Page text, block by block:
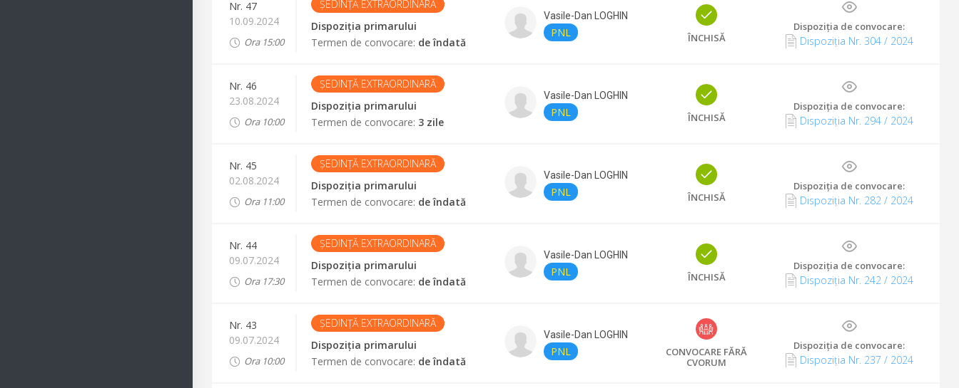
Nr. 47
10.09.2024
Ora 15:00
ȘEDINȚĂ EXTRAORDINARĂ
Dispoziția primarului
Termen de convocare: de îndată
Vasile-Dan LOGHIN
PNL ÎNCHISĂ
Dispoziția de convocare:
Dispoziția Nr. 304 / 2024
Nr. 46
23.08.2024
Ora 10:00
ȘEDINȚĂ EXTRAORDINARĂ
Dispoziția primarului
Termen de convocare: 3 zile
Vasile-Dan LOGHIN
PNL ÎNCHISĂ
Dispoziția de convocare:
Dispoziția Nr. 294 / 2024
Nr. 45
02.08.2024
Ora 11:00
ȘEDINȚĂ EXTRAORDINARĂ
Dispoziția primarului
Termen de convocare: de îndată
Vasile-Dan LOGHIN
PNL ÎNCHISĂ
Dispoziția de convocare:
Dispoziția Nr. 282 / 2024
Nr. 44
09.07.2024
Ora 17:30
ȘEDINȚĂ EXTRAORDINARĂ
Dispoziția primarului
Termen de convocare: de îndată
Vasile-Dan LOGHIN
PNL ÎNCHISĂ
Dispoziția de convocare:
Dispoziția Nr. 242 / 2024
Nr. 43
09.07.2024
Ora 10:00
ȘEDINȚĂ EXTRAORDINARĂ
Dispoziția primarului
Termen de convocare: de îndată
Vasile-Dan LOGHIN
PNL
CONVOCARE FĂRĂ
CVORUM
Dispoziția de convocare:
Dispoziția Nr. 237 / 2024